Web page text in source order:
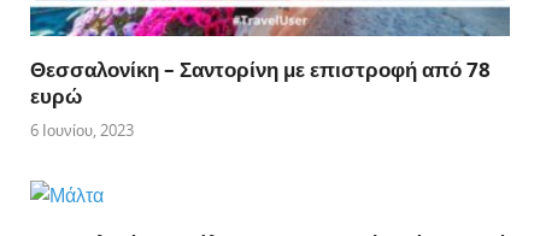
Θεσσαλονίκη – Σαντορίνη με επιστροφή από 78
ευρώ
6 Ιουνίου, 2023